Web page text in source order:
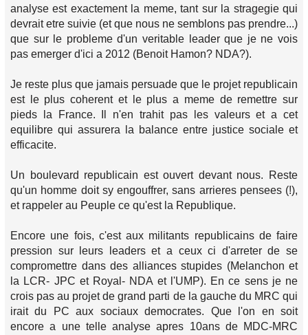
analyse est exactement la meme, tant sur la stragegie qui
devrait etre suivie (et que nous ne semblons pas prendre...)
que sur le probleme d'un veritable leader que je ne vois
pas emerger d'ici a 2012 (Benoit Hamon? NDA?).
Je reste plus que jamais persuade que le projet republicain
est le plus coherent et le plus a meme de remettre sur
pieds la France. Il n'en trahit pas les valeurs et a cet
equilibre qui assurera la balance entre justice sociale et
efficacite.
Un boulevard republicain est ouvert devant nous. Reste
qu'un homme doit sy engouffrer, sans arrieres pensees (!),
et rappeler au Peuple ce qu'est la Republique.
Encore une fois, c'est aux militants republicains de faire
pression sur leurs leaders et a ceux ci d'arreter de se
compromettre dans des alliances stupides (Melanchon et
la LCR- JPC et Royal- NDA et l'UMP). En ce sens je ne
crois pas au projet de grand parti de la gauche du MRC qui
irait du PC aux sociaux democrates. Que l'on en soit
encore a une telle analyse apres 10ans de MDC-MRC